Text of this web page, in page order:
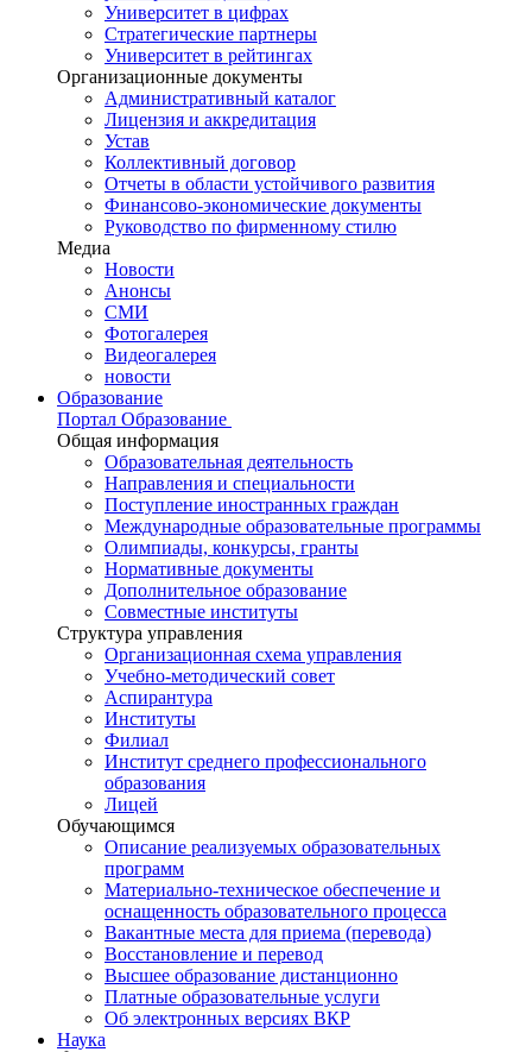
Университет в цифрах
Стратегические партнеры
Университет в рейтингах
Организационные документы
Административный каталог
Лицензия и аккредитация
Устав
Коллективный договор
Отчеты в области устойчивого развития
Финансово-экономические документы
Руководство по фирменному стилю
Медиа
Новости
Анонсы
СМИ
Фотогалерея
Видеогалерея
новости
Образование
Портал Образование
Общая информация
Образовательная деятельность
Направления и специальности
Поступление иностранных граждан
Международные образовательные программы
Олимпиады, конкурсы, гранты
Нормативные документы
Дополнительное образование
Совместные институты
Структура управления
Организационная схема управления
Учебно-методический совет
Аспирантура
Институты
Филиал
Институт среднего профессионального
образования
Лицей
Обучающимся
Описание реализуемых образовательных
программ
Материально-техническое обеспечение и
оснащенность образовательного процесса
Вакантные места для приема (перевода)
Восстановление и перевод
Высшее образование дистанционно
Платные образовательные услуги
Об электронных версиях ВКР
Наука